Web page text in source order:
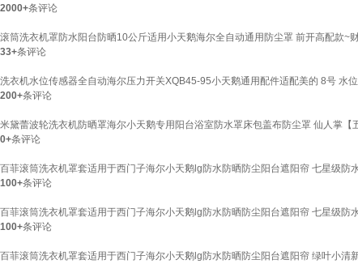
2000+条评论
滚筒洗衣机罩防水阳台防晒10公斤适用小天鹅海尔全自动通用防尘罩 前开高配款~
33+条评论
洗衣机水位传感器全自动海尔压力开关XQB45-95小天鹅通用配件适配美的 8号 水
200+条评论
米黛蕾波轮洗衣机防晒罩海尔小天鹅专用阳台浴室防水罩床包盖布防尘罩 仙人掌
0+条评论
百菲滚筒洗衣机罩套适用于西门子海尔小天鹅lg防水防晒防尘阳台遮阳帘 七星级防
100+条评论
百菲滚筒洗衣机罩套适用于西门子海尔小天鹅lg防水防晒防尘阳台遮阳帘 七星级防
100+条评论
百菲滚筒洗衣机罩套适用于西门子海尔小天鹅lg防水防晒防尘阳台遮阳帘 绿叶小清